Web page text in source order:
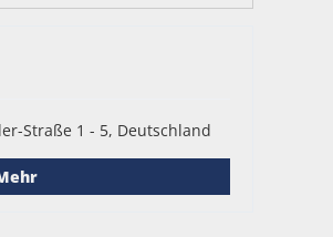
Straße 1 - 5, Deutschland